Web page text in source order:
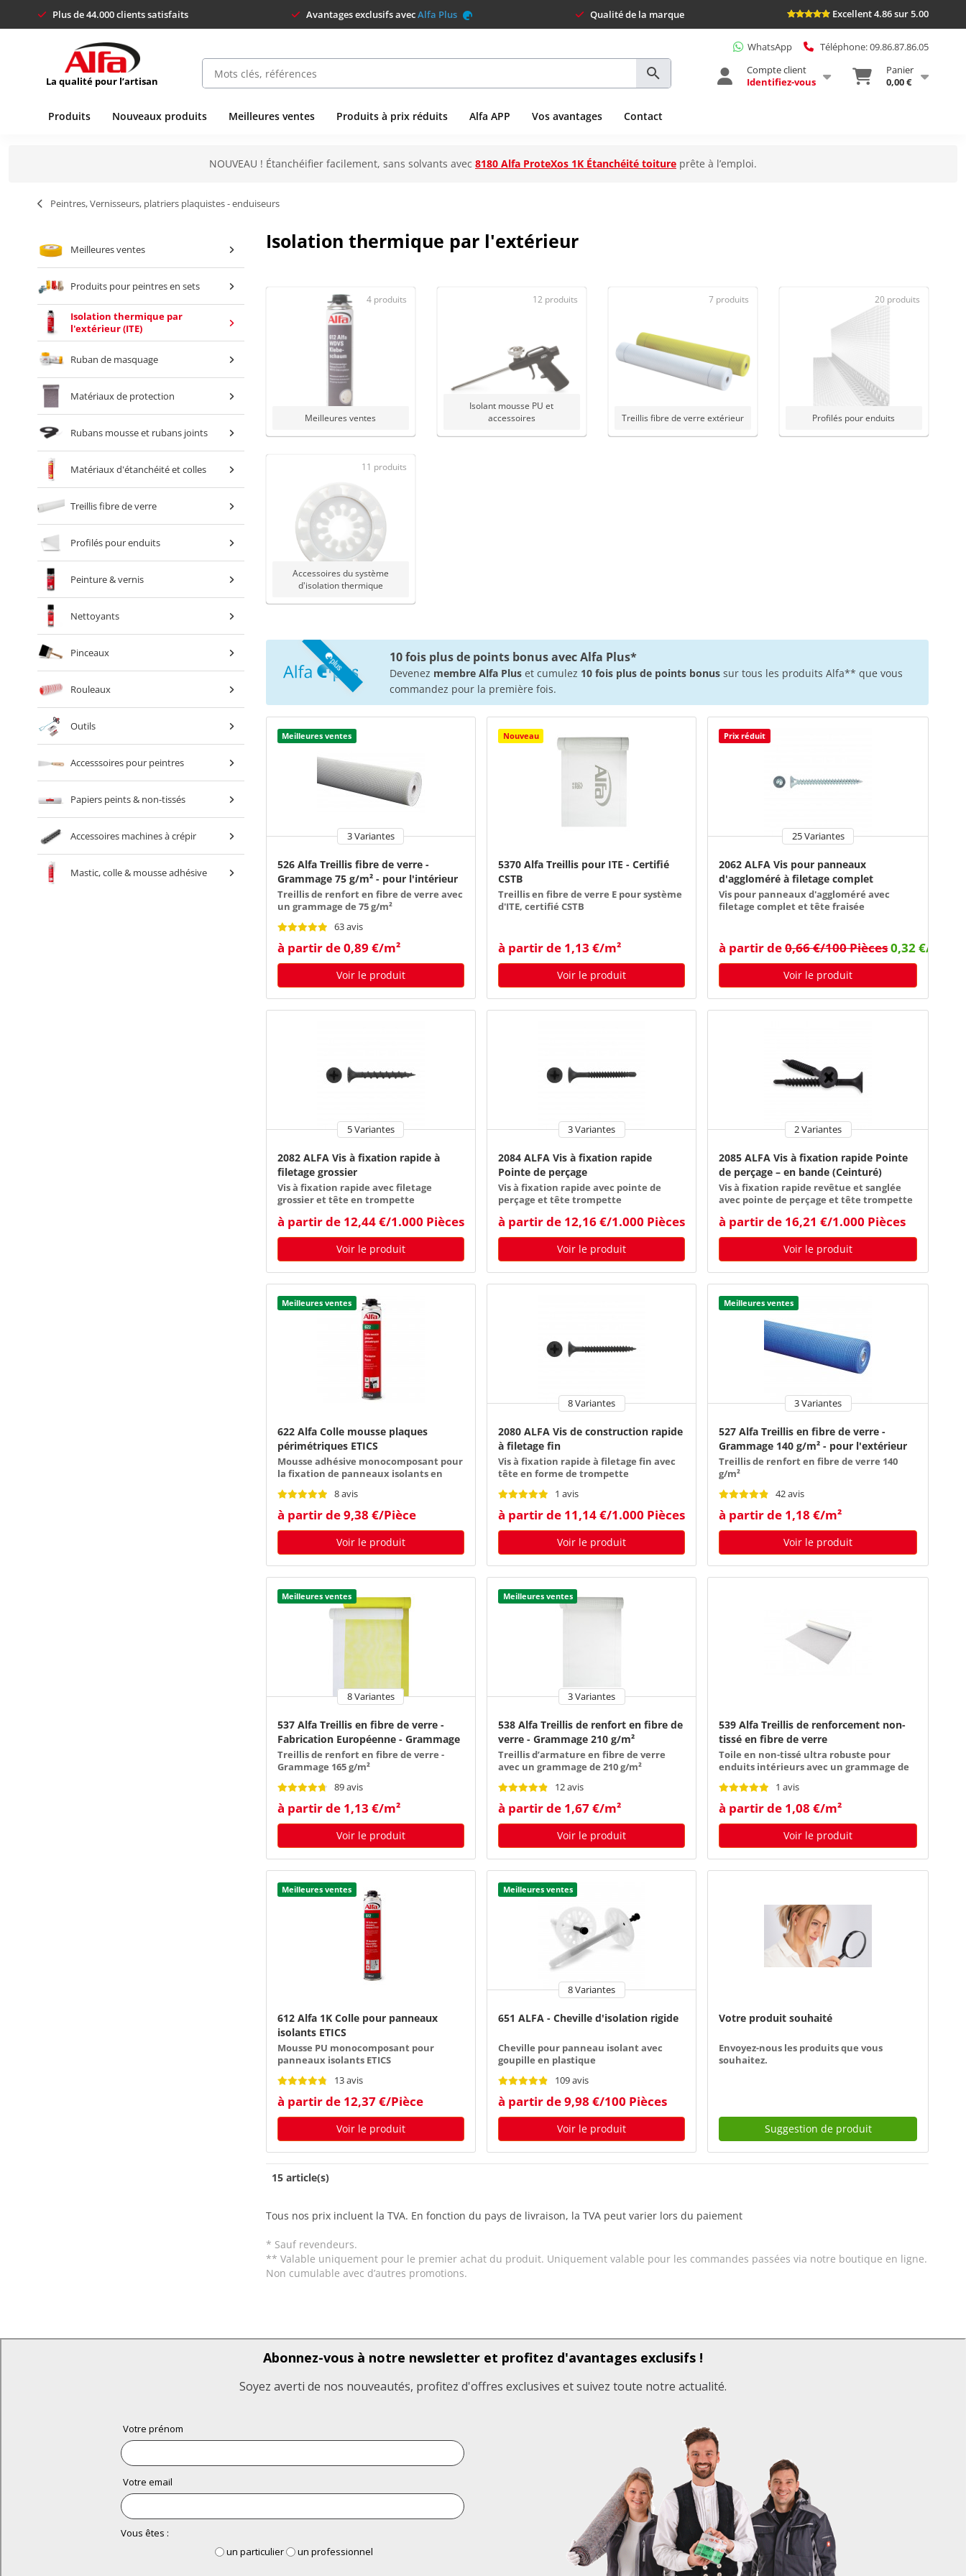
Plus de 44.000 clients satisfaits Avantages exclusifs avecAlfa Plus Qualité de la marque Excellent 4.86 sur 5.00
La qualité pour l’artisan
WhatsApp
Téléphone: 09.86.87.86.05
Compte client
Identifiez-vous
Panier
0,00 €
Produits Nouveaux produits Meilleures ventes Produits à prix réduits Alfa APP Vos avantages Contact
NOUVEAU ! Étanchéifier facilement, sans solvants avec 8180 Alfa ProteXos 1K Étanchéité toiture prête à l’emploi.
Peintres, Vernisseurs, platriers plaquistes - enduiseurs
Meilleures ventes
Produits pour peintres en sets
Isolation thermique par
l'extérieur (ITE)
Ruban de masquage
Matériaux de protection
Rubans mousse et rubans joints
Matériaux d'étanchéité et colles
Treillis fibre de verre
Profilés pour enduits
Peinture & vernis
Nettoyants
Pinceaux
Rouleaux
Outils
Accesssoires pour peintres
Papiers peints & non-tissés
Accessoires machines à crépir
Mastic, colle & mousse adhésive
Isolation thermique par l'extérieur
Meilleures ventes
4 produits
Isolant mousse PU et
accessoires
12 produits
Treillis fibre de verre extérieur
7 produits
Profilés pour enduits
20 produits
Accessoires du système
d'isolation thermique
11 produits
10 fois plus de points bonus avec Alfa Plus*
Devenez membre Alfa Plus et cumulez 10 fois plus de points bonus sur tous les produits Alfa** que vous
commandez pour la première fois.
Meilleures ventes
3 Variantes
526 Alfa Treillis fibre de verre -
Grammage 75 g/m² - pour l'intérieur
Treillis de renfort en fibre de verre avec
un grammage de 75 g/m²
63 avis
à partir de 0,89 €/m²
Voir le produit
Nouveau
5370 Alfa Treillis pour ITE - Certifié
CSTB
Treillis en fibre de verre E pour système
d'ITE, certifié CSTB
à partir de 1,13 €/m²
Voir le produit
Prix réduit
25 Variantes
2062 ALFA Vis pour panneaux
d'aggloméré à filetage complet
Vis pour panneaux d'aggloméré avec
filetage complet et tête fraisée
à partir de0,66 €/100 Pièces0,32 €/100
Voir le produit
5 Variantes
2082 ALFA Vis à fixation rapide à
filetage grossier
Vis à fixation rapide avec filetage
grossier et tête en trompette
à partir de 12,44 €/1.000 Pièces
Voir le produit
3 Variantes
2084 ALFA Vis à fixation rapide
Pointe de perçage
Vis à fixation rapide avec pointe de
perçage et tête trompette
à partir de 12,16 €/1.000 Pièces
Voir le produit
2 Variantes
2085 ALFA Vis à fixation rapide Pointe
de perçage – en bande (Ceinturé)
Vis à fixation rapide revêtue et sanglée
avec pointe de perçage et tête trompette
à partir de 16,21 €/1.000 Pièces
Voir le produit
Meilleures ventes
622 Alfa Colle mousse plaques
périmétriques ETICS
Mousse adhésive monocomposant pour
la fixation de panneaux isolants en
8 avis
à partir de 9,38 €/Pièce
Voir le produit
8 Variantes
2080 ALFA Vis de construction rapide
à filetage fin
Vis à fixation rapide à filetage fin avec
tête en forme de trompette
1 avis
à partir de 11,14 €/1.000 Pièces
Voir le produit
Meilleures ventes
3 Variantes
527 Alfa Treillis en fibre de verre -
Grammage 140 g/m² - pour l'extérieur
Treillis de renfort en fibre de verre 140
g/m²
42 avis
à partir de 1,18 €/m²
Voir le produit
Meilleures ventes
8 Variantes
537 Alfa Treillis en fibre de verre -
Fabrication Européenne - Grammage
165 g/m²
Treillis de renfort en fibre de verre -
Grammage 165 g/m²
89 avis
à partir de 1,13 €/m²
Voir le produit
Meilleures ventes
3 Variantes
538 Alfa Treillis de renfort en fibre de
verre - Grammage 210 g/m²
Treillis d’armature en fibre de verre
avec un grammage de 210 g/m²
12 avis
à partir de 1,67 €/m²
Voir le produit
539 Alfa Treillis de renforcement non-
tissé en fibre de verre
Toile en non-tissé ultra robuste pour
enduits intérieurs avec un grammage de
1 avis
à partir de 1,08 €/m²
Voir le produit
Meilleures ventes
612 Alfa 1K Colle pour panneaux
isolants ETICS
Mousse PU monocomposant pour
panneaux isolants ETICS
13 avis
à partir de 12,37 €/Pièce
Voir le produit
Meilleures ventes
8 Variantes
651 ALFA - Cheville d'isolation rigide
Cheville pour panneau isolant avec
goupille en plastique
109 avis
à partir de 9,98 €/100 Pièces
Voir le produit
Votre produit souhaité
Envoyez-nous les produits que vous
souhaitez.
Suggestion de produit
15 article(s)
Tous nos prix incluent la TVA. En fonction du pays de livraison, la TVA peut varier lors du paiement
* Sauf revendeurs.
** Valable uniquement pour le premier achat du produit. Uniquement valable pour les commandes passées via notre boutique en ligne.
Non cumulable avec d’autres promotions.